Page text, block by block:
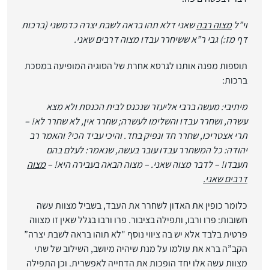
וי”למצוה רבהשאני דלא תהו בראה לשבת יצרה כדמשני (ברכות
דף מז:) גבי ר”א ששיחרר עבדו מצוה דרבים שאני.
תוספות מפנה אותנו לגרסא אחרת של הסוגיה המופיעה במסכת
ברכות:
מיתיבי: מעשה ברבי אליעזר שנכנס לבית הכנסת ולא מצא
עשרה, ושחרר עבדו והשלימו לעשרה; שחרר אין, לא שחרר לא! –
תרי אצטריכו, שחרר חד ונפיק בחד. והיכי עביד הכי? והאמר רב
יהודה: כל המשחרר עבדו עובר בעשה, שנאמר: לעלם בהם
תעבדו! – לדבר מצוה שאני. – מצוה הבאה בעבירה היא! –מצוה
דרבים שאני.
כלומר כופין את האדון לשחרר את העבד, בשביל מצוות עשה
חשובות: פרו ורבו, ותפילה בציבור. פרו ורבו בגלל שאין זו מצווה
פרטית בלבד אלא יש בה ציווי נוסף "לא תוהו בראה לשבת יצרה”
הקב”ה ברא את עולמו על מנת שיהיה מיושב, השילוב של שתי
מצוות עשה אלו יחד הופכות את הדחייה לאפשרית. וכן התפילה